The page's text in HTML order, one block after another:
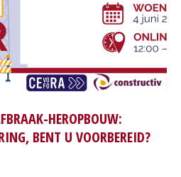
HEROPBOUW:
BENT U VOORBEREID?